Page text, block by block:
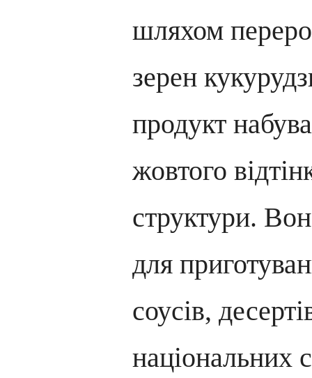
шляхом
зерен
продукт
жовтого
структури.
для
соусів,
національних